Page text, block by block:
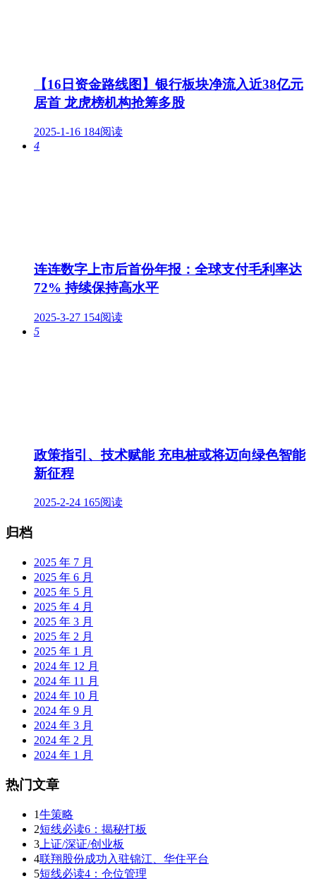
【16日资金路线图】银行板块净流入近38亿元
居首 龙虎榜机构抢筹多股
2025-1-16 184阅读
4
连连数字上市后首份年报：全球支付毛利率达
72% 持续保持高水平
2025-3-27 154阅读
5
政策指引、技术赋能 充电桩或将迈向绿色智能
新征程
2025-2-24 165阅读
归档
2025 年 7 月
2025 年 6 月
2025 年 5 月
2025 年 4 月
2025 年 3 月
2025 年 2 月
2025 年 1 月
2024 年 12 月
2024 年 11 月
2024 年 10 月
2024 年 9 月
2024 年 3 月
2024 年 2 月
2024 年 1 月
热门文章
1牛策略
2短线必读6：揭秘打板
3 上证/深证/创业板
4联翔股份成功入驻锦江、华住平台
5短线必读4：仓位管理